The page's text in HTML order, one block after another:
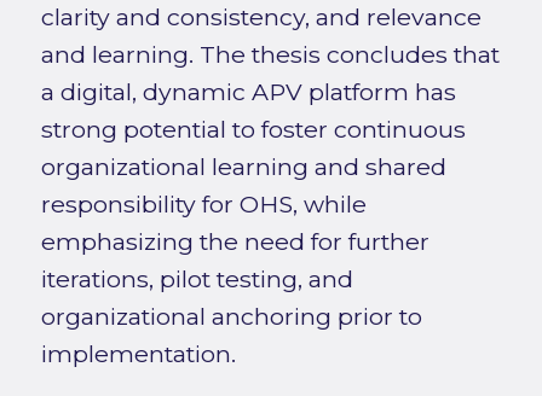
clarity and consistency, and relevance
and learning. The thesis concludes that
a digital, dynamic APV platform has
strong potential to foster continuous
organizational learning and shared
responsibility for OHS, while
emphasizing the need for further
iterations, pilot testing, and
organizational anchoring prior to
implementation.